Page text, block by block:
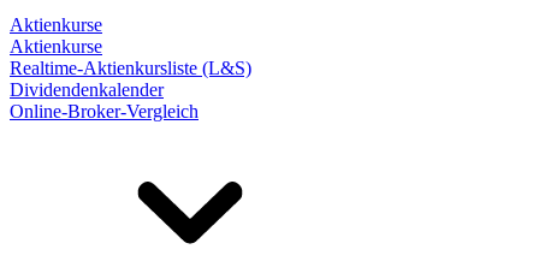
Aktienkurse
Aktienkurse
Realtime-Aktienkursliste (L&S)
Dividendenkalender
Online-Broker-Vergleich